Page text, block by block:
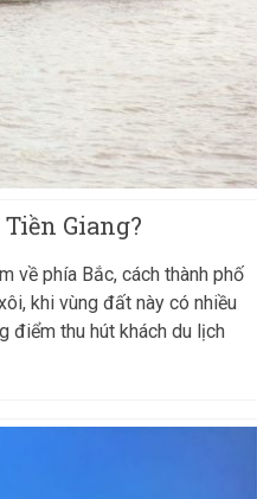
Giang?
về phía Bắc, cách thành phố
khi vùng đất này có nhiều
điểm thu hút khách du lịch